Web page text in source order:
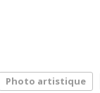
Photo artistique